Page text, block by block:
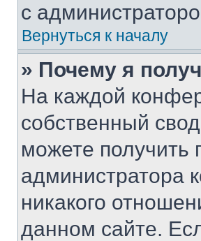
с
Вернуться к началу
» Почему я
На каждой
собственный
можете получить
администратора
никакого
данном сайте.